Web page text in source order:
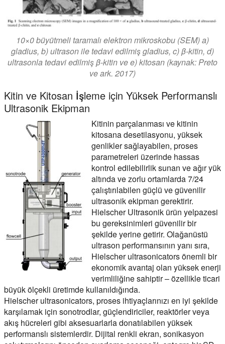
10×0 büyütmeli taramalı elektron mikroskobu (SEM) a)
gladius, b) ultrason ile tedavi edilmiş gladius, c) β-kitin, d)
ultrasonla tedavi edilmiş β-kitin ve e) kitosan (kaynak: Preto
ve ark. 2017)
Kitin ve Kitosan İşleme için Yüksek Performanslı
Ultrasonik Ekipman
Kitinin parçalanması ve kitinin
kitosana desetilasyonu, yüksek
genlikler sağlayabilen, proses
parametreleri üzerinde hassas
kontrol edilebilirlik sunan ve ağır yük
altında ve zorlu ortamlarda 7/24
çalıştırılabilen güçlü ve güvenilir
ultrasonik ekipman gerektirir.
Hielscher Ultrasonik ürün yelpazesi
bu gereksinimleri güvenilir bir
şekilde yerine getirir. Olağanüstü
ultrason performansının yanı sıra,
Hielscher ultrasonicators önemli bir
ekonomik avantaj olan yüksek enerji
verimliliğine sahiptir – özellikle ticari
büyük ölçekli üretimde kullanıldığında.
Hielscher ultrasonicators, proses ihtiyaçlarınızı en iyi şekilde
karşılamak için sonotrodlar, güçlendiriciler, reaktörler veya
akış hücreleri gibi aksesuarlarla donatılabilen yüksek
performanslı sistemlerdir. Dijital renkli ekran, sonikasyon